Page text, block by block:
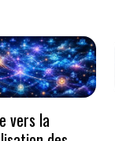
vers la